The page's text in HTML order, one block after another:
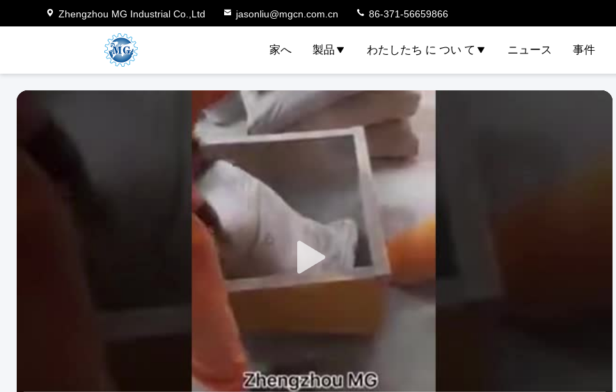
Zhengzhou MG Industrial Co.,Ltd jasonliu@mgcn.com.cn 86-371-56659866
家へ 製品 わたしたち に つい て ニュース 事件